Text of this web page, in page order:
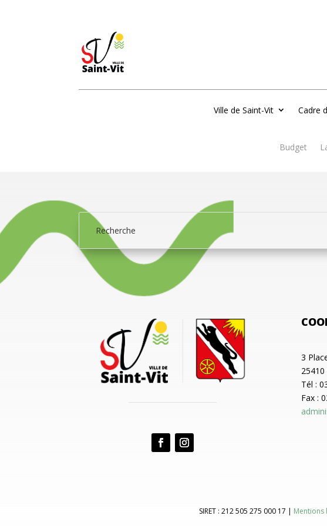
Ville de Saint-Vit Cadre
Budget
3
25410
Tél :
Fax :
SIRET : 212 505 275 000 17 | Mentions